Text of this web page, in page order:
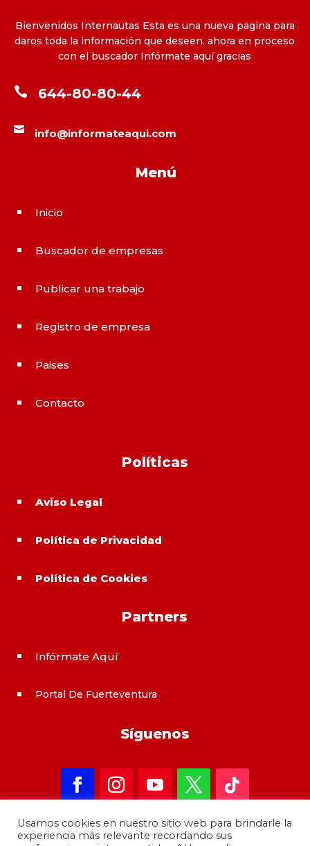
Bienvenidos Internautas Esta es una nueva pagina para
daros toda la información que deseen. ahora en proceso
con el buscador Infórmate aquí gracias
 644-80-80-44
 info@informateaqui.com
Menú
^ Inicio
^ Buscador de empresas
^ Publicar una trabajo
^ Registro de empresa
^ Paises
^ Contacto
Políticas
^ Aviso Legal
^ Política de Privacidad
^ Política de Cookies
Partners
^ Infórmate Aquí
^ Portal De Fuerteventura
Síguenos
Usamos cookies en nuestro sitio web para brindarle la
experiencia más relevante recordando sus